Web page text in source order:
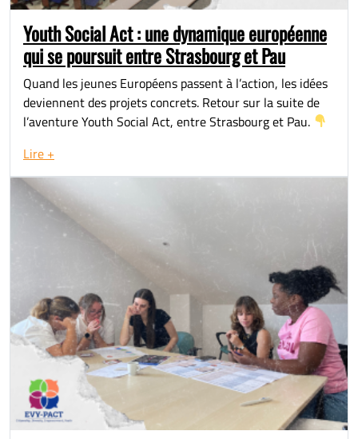
Youth Social Act : une dynamique européenne
qui se poursuit entre Strasbourg et Pau
Quand les jeunes Européens passent à l’action, les idées
deviennent des projets concrets. Retour sur la suite de
l’aventure Youth Social Act, entre Strasbourg et Pau.
Lire +